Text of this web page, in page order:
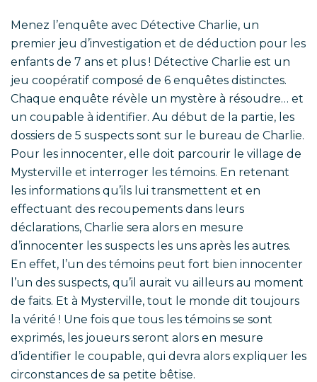
Menez l’enquête avec Détective Charlie, un
premier jeu d’investigation et de déduction pour les
enfants de 7 ans et plus ! Détective Charlie est un
jeu coopératif composé de 6 enquêtes distinctes.
Chaque enquête révèle un mystère à résoudre… et
un coupable à identifier. Au début de la partie, les
dossiers de 5 suspects sont sur le bureau de Charlie.
Pour les innocenter, elle doit parcourir le village de
Mysterville et interroger les témoins. En retenant
les informations qu’ils lui transmettent et en
effectuant des recoupements dans leurs
déclarations, Charlie sera alors en mesure
d’innocenter les suspects les uns après les autres.
En effet, l’un des témoins peut fort bien innocenter
l’un des suspects, qu’il aurait vu ailleurs au moment
de faits. Et à Mysterville, tout le monde dit toujours
la vérité ! Une fois que tous les témoins se sont
exprimés, les joueurs seront alors en mesure
d’identifier le coupable, qui devra alors expliquer les
circonstances de sa petite bêtise.